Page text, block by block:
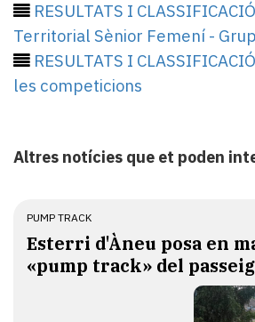
RESULTATS I
Territorial Sènior Femení -
RESULTATS I
les competicions
Altres notícies que et poden
PUMP TRACK
Esterri d'Àneu posa en
«pump track» del